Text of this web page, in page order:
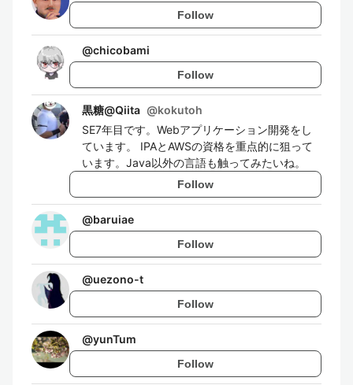
Follow
@chicobami
Follow
黒糖@Qiita @kokutoh
SE7年目です。Webアプリケーション開発をし
ています。 IPAとAWSの資格を重点的に狙って
います。Java以外の言語も触ってみたいね。
Follow
@baruiae
Follow
@uezono-t
Follow
@yunTum
Follow